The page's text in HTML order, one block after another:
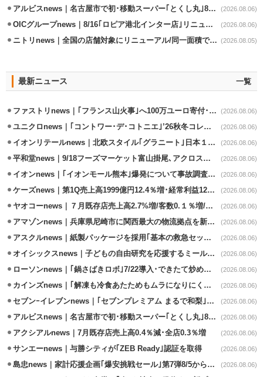
アルビスnews｜名古屋市で初･移動スーパー｢とくし丸｣8/4運行開始 (2026.08.06)
OICグループnews｜8/16｢ロピア港北インター店｣リニューアル/食品売場拡大 (2026.08.06)
ニトリnews｜全国の店舗対象にリニューアル/同一面積で品揃え24％拡大 (2026.08.05)
最新ニュース 一覧
ファストリnews｜｢フランス山火事｣へ100万ユーロ寄付･衣料5万点も提供 (2026.08.06)
ユニクロnews｜｢コントワー･デ･コトニエ｣’26秋冬コレクション8/28発売 (2026.08.06)
イオンリテールnews｜北欧スタイル｢グラニート｣日本１号店を自由が丘に開業 (2026.08.06)
平和堂news｜9/18フーズマーケット富山掛尾､アクロスプラザ内に出店 (2026.08.06)
イオンnews｜｢イオンモール熊本｣爆発について事故調査委員会設置 (2026.08.06)
ケーズnews｜第1Q売上高1999億円12.4％増･経常利益125.0%増 (2026.08.06)
ヤオコーnews｜７月既存店売上高2.7%増/客数0.１％増/客単価2.6％増 (2026.08.06)
アマゾンnews｜兵庫県尼崎市に関西最大の物流拠点を新設・市内2拠点目 (2026.08.06)
アスクルnews｜紙製パッケージを採用｢基本の救急セット｣8/5発売 (2026.08.06)
オイシックスnews｜子どもの自由研究を応援するミールキット8/6発売 (2026.08.06)
ローソンnews｜｢鍋さばきロボ｣7/22導入･できたて炒めメニューを提供 (2026.08.06)
カインズnews｜｢解凍も冷食あたためもムラになりにくいフラットレンジ｣発売 (2026.08.06)
セブンｰイレブンnews｜｢セブンプレミアム まるで和梨｣8/11から順次発売 (2026.08.06)
アルビスnews｜名古屋市で初･移動スーパー｢とくし丸｣8/4運行開始 (2026.08.06)
アクシアルnews｜7月既存店売上高0.4％減･全店0.3％増 (2026.08.06)
サンエーnews｜与勝シティが｢ZEB Ready｣認証を取得 (2026.08.06)
島忠news｜家計応援企画｢爆安挑戦セール｣第7弾8/5から開催 (2026.08.06)